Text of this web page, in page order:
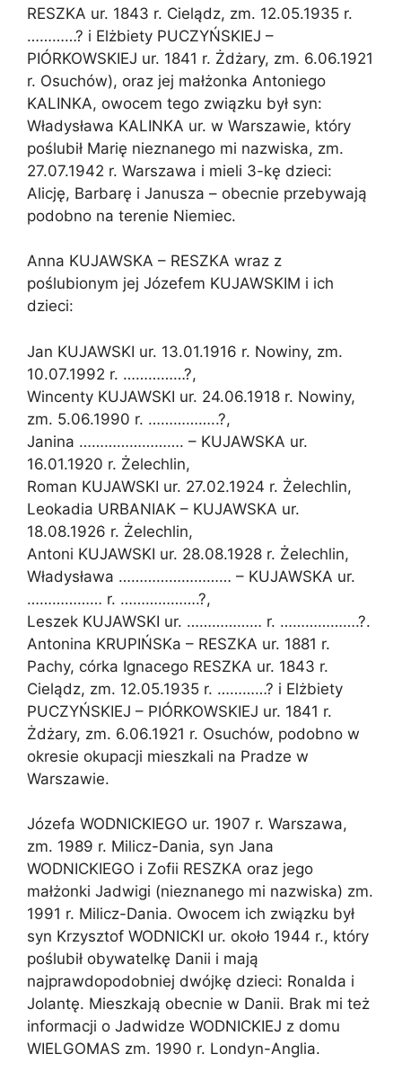
RESZKA ur. 1843 r. Cielądz, zm. 12.05.1935 r.
…………? i Elżbiety PUCZYŃSKIEJ –
PIÓRKOWSKIEJ ur. 1841 r. Żdżary, zm. 6.06.1921
r. Osuchów), oraz jej małżonka Antoniego
KALINKA, owocem tego związku był syn:
Władysława KALINKA ur. w Warszawie, który
poślubił Marię nieznanego mi nazwiska, zm.
27.07.1942 r. Warszawa i mieli 3-kę dzieci:
Alicję, Barbarę i Janusza – obecnie przebywają
podobno na terenie Niemiec.
Anna KUJAWSKA – RESZKA wraz z
poślubionym jej Józefem KUJAWSKIM i ich
dzieci:
Jan KUJAWSKI ur. 13.01.1916 r. Nowiny, zm.
10.07.1992 r. ……………?,
Wincenty KUJAWSKI ur. 24.06.1918 r. Nowiny,
zm. 5.06.1990 r. ……………..?,
Janina ……………………. – KUJAWSKA ur.
16.01.1920 r. Żelechlin,
Roman KUJAWSKI ur. 27.02.1924 r. Żelechlin,
Leokadia URBANIAK – KUJAWSKA ur.
18.08.1926 r. Żelechlin,
Antoni KUJAWSKI ur. 28.08.1928 r. Żelechlin,
Władysława ……………………… – KUJAWSKA ur.
……………… r. ……………….?,
Leszek KUJAWSKI ur. ……………… r. ……………….?.
Antonina KRUPIŃSKa – RESZKA ur. 1881 r.
Pachy, córka Ignacego RESZKA ur. 1843 r.
Cielądz, zm. 12.05.1935 r. …………? i Elżbiety
PUCZYŃSKIEJ – PIÓRKOWSKIEJ ur. 1841 r.
Żdżary, zm. 6.06.1921 r. Osuchów, podobno w
okresie okupacji mieszkali na Pradze w
Warszawie.
Józefa WODNICKIEGO ur. 1907 r. Warszawa,
zm. 1989 r. Milicz-Dania, syn Jana
WODNICKIEGO i Zofii RESZKA oraz jego
małżonki Jadwigi (nieznanego mi nazwiska) zm.
1991 r. Milicz-Dania. Owocem ich związku był
syn Krzysztof WODNICKI ur. około 1944 r., który
poślubił obywatelkę Danii i mają
najprawdopodobniej dwójkę dzieci: Ronalda i
Jolantę. Mieszkają obecnie w Danii. Brak mi też
informacji o Jadwidze WODNICKIEJ z domu
WIELGOMAS zm. 1990 r. Londyn-Anglia.